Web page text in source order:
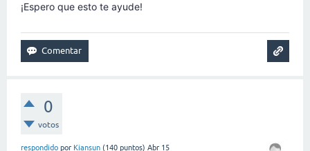
¡Espero que esto te ayude!
0
votos
respondido por Kiansun (140 puntos) Abr 15